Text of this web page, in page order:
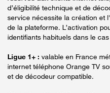
d’éligibilité technique et de
service nécessite la création et
de la plateforme. L’activation
identifiants habituels dans le
Ligue 1+ : valable en France
internet téléphone Orange TV
et de décodeur compatible.